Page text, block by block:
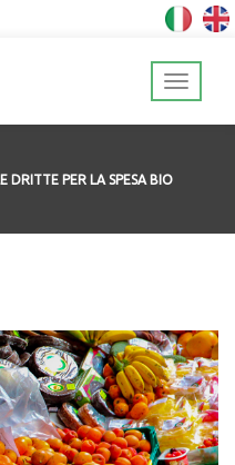
DRITTE PER LA SPESA BIO